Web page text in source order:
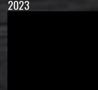
2023